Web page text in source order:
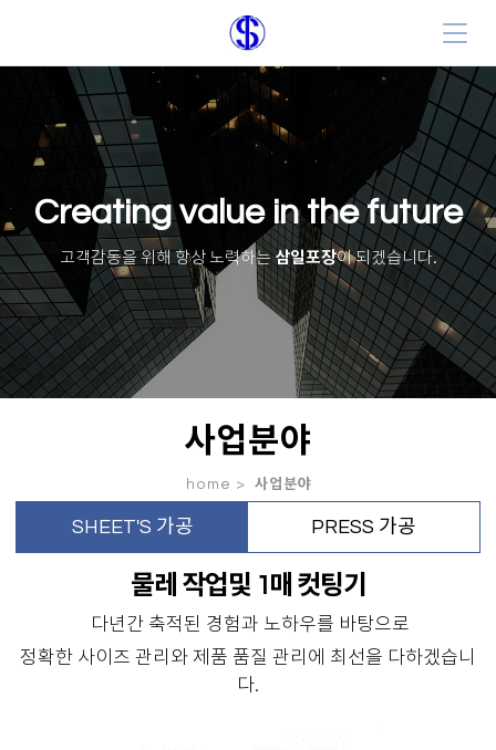
Creating value in the future
고객감동을 위해 항상 노력하는삼일포장이 되겠습니다.
사업분야
home > 사업분야
SHEET'S 가공 PRESS 가공
물레 작업및 1매 컷팅기
다년간 축적된 경험과 노하우를 바탕으로
정확한 사이즈 관리와 제품 품질 관리에 최선을 다하겠습니
다.